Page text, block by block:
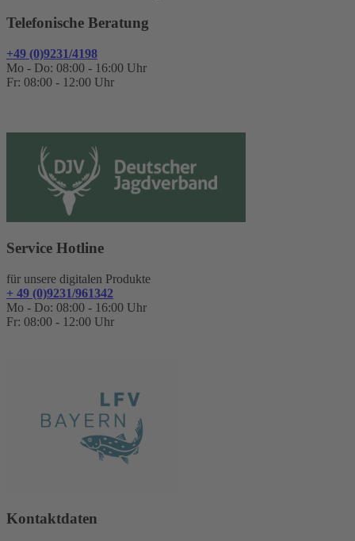
Telefonische Beratung
+49 (0)9231/4198
Mo - Do: 08:00 - 16:00 Uhr
Fr: 08:00 - 12:00 Uhr
Service Hotline
für unsere digitalen Produkte
+ 49 (0)9231/961342
Mo - Do: 08:00 - 16:00 Uhr
Fr: 08:00 - 12:00 Uhr
Kontaktdaten